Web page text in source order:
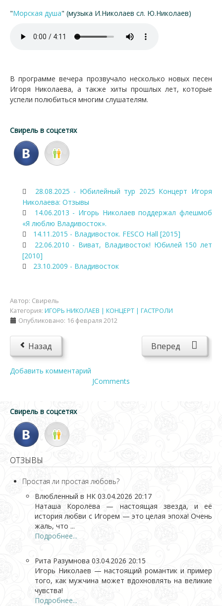
"Морская душа" (музыка И.Николаев сл. Ю.Николаев)
В программе вечера прозвучало несколько новых песен
Игоря Николаева, а также хиты прошлых лет, которые
успели полюбиться многим слушателям.
Свирель в соцсетях
28.08.2025 - Юбилейный тур 2025 Концерт Игоря
Николаева: Отзывы
14.06.2013 - Игорь Николаев поддержал флешмоб
«Я люблю Владивосток».
14.11.2015 - Владивосток. FESCO Hall [2015]
22.06.2010 - Виват, Владивосток! Юбилей 150 лет
[2010]
23.10.2009 - Владивосток
Автор: Свирель
Категория: ИГОРЬ НИКОЛАЕВ | КОНЦЕРТ | ГАСТРОЛИ
Опубликовано: 16 февраля 2012
Назад Вперед
Добавить комментарий
JComments
Свирель в соцсетях
ОТЗЫВЫ
Простая ли простая любовь?
Влюбленный в НК 03.04.2026 20:17
Наташа Королёва — настоящая звезда, и её
история любви с Игорем — это целая эпоха! Очень
жаль, что ...
Подробнее...
Рита Разумнова 03.04.2026 20:15
Игорь Николаев — настоящий романтик и пример
того, как мужчина может вдохновлять на великие
чувства!
Подробнее...